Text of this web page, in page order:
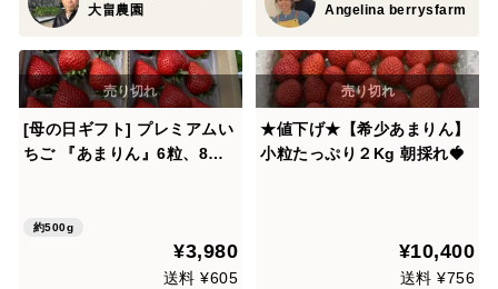
大畠農園 Angelina berrysfarm
[母の日ギフト] プレミアムい
ちご 『あまりん』6粒、8
約500g
¥3,980
送料 ¥605
★値下げ★【希少あまりん】
小粒たっぷり２Kg 朝採れ🍓
¥10,400
送料 ¥756